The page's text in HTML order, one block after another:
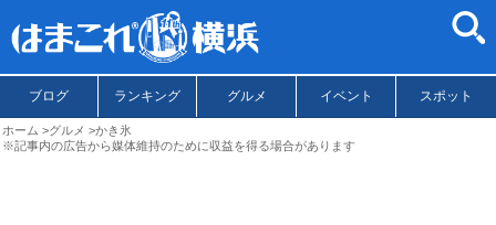
ブログ ランキング グルメ イベント スポット
ホーム グルメ
かき氷
※記事内の広告から媒体維持のために収益を得る場合があります